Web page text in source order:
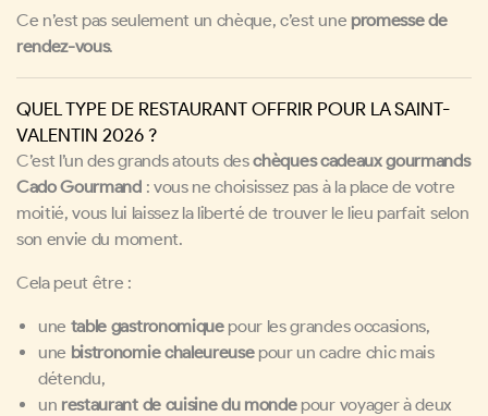
Ce n’est pas seulement un chèque, c’est une promesse de
rendez-vous.
QUEL TYPE DE RESTAURANT OFFRIR POUR LA SAINT-
VALENTIN 2026 ?
C’est l’un des grands atouts deschèques cadeaux gourmands
Cado Gourmand: vous ne choisissez pas à la place de votre
moitié, vous lui laissez la liberté de trouver le lieu parfait selon
son envie du moment.
Cela peut être :
une table gastronomiquepour les grandes occasions,
une bistronomie chaleureusepour un cadre chic mais
détendu,
un restaurant de cuisine du mondepour voyager à deux